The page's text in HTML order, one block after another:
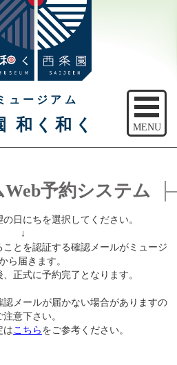
ュージアム
和く和く MENU
ご予約
クセス
意事項
Web予約システム
日にちを選択してください。
↓
とを認証する確認メールがミュージ
ら届きます。
正式に予約完了となります。
メールが届かない場合がありますの
注意下さい。
はこちら をご参考ください。